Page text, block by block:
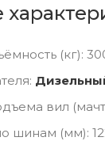
(кг):
вил
шинам (мм):